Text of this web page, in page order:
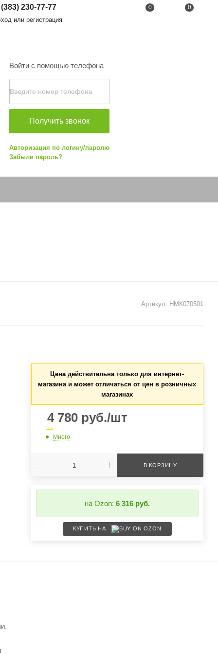
0 0
230-77-77
или регистрация
Войти с помощью телефона
Получить звонок
Авторизация по логину/паролю
Забыли пароль?
Артикул: НМК070501
Цена действительна только для интернет-
магазина и может отличаться от цен в розничных
магазинах
4 780руб./шт
Много
В КОРЗИНУ
на Ozon: 6 316 руб.
КУПИТЬ НА